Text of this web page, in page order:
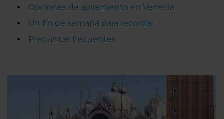
Opciones de alojamiento en Venecia
Un fin de semana para recordar
Preguntas frecuentes